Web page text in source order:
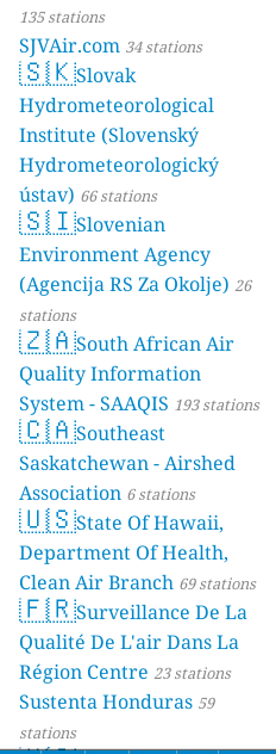
135 stations
SJVAir.com 34 stations
🇸🇰Slovak
Hydrometeorological
Institute (Slovenský
Hydrometeorologický
ústav) 66 stations
🇸🇮Slovenian
Environment Agency
(Agencija RS Za Okolje) 26
stations
🇿🇦South African Air
Quality Information
System - SAAQIS 193 stations
🇨🇦Southeast
Saskatchewan - Airshed
Association 6 stations
🇺🇸State Of Hawaii,
Department Of Health,
Clean Air Branch 69 stations
🇫🇷Surveillance De La
Qualité De L'air Dans La
Région Centre 23 stations
Sustenta Honduras 59
stations